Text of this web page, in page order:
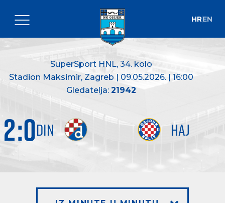
HREN
SuperSport HNL, 34. kolo
Stadion Maksimir, Zagreb | 09.05.2026. | 16:00
Gledatelja:21942
DIN HAJ
2:0